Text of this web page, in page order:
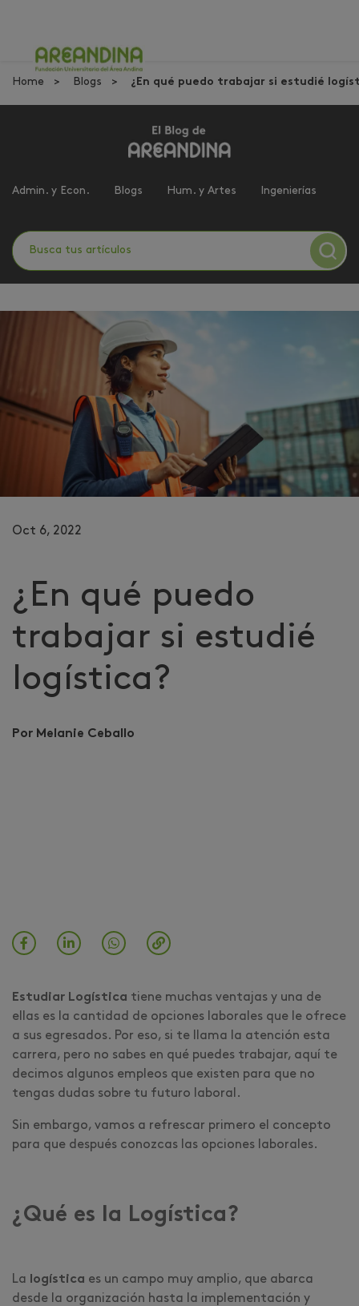
Home Blogs ¿En qué puedo trabajar si estudié
Admin. y Econ. Blogs Hum. y Artes Ingenierías
Oct 6, 2022
¿En qué puedo
trabajar si estudié
logística?
Por Melanie Ceballo
Estudiar Logística tiene muchas ventajas y una de
ellas es la cantidad de opciones laborales que le ofrece
a sus egresados. Por eso, si te llama la atención esta
carrera, pero no sabes en qué puedes trabajar, aquí te
decimos algunos empleos que existen para que no
tengas dudas sobre tu futuro laboral.
Sin embargo, vamos a refrescar primero el concepto
para que después conozcas las opciones laborales.
¿Qué es la Logística?
La logística es un campo muy amplio, que abarca
desde la organización hasta la implementación y